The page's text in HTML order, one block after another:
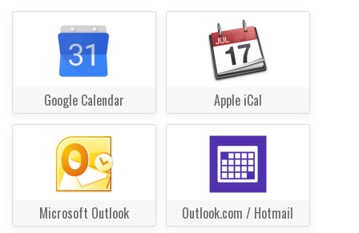
Google Calendar Apple iCal
Microsoft Outlook Outlook.com / Hotmail